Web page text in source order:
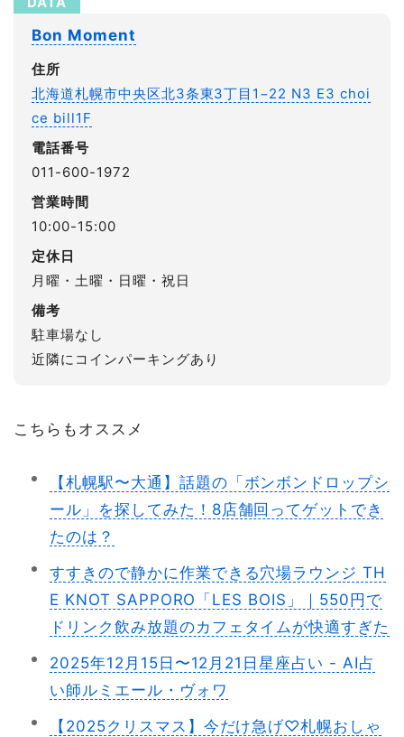
Bon Moment
住所
北海道札幌市中央区北3条東3丁目1−22 N3 E3 choi
ce bill1F
電話番号
011-600-1972
営業時間
10:00-15:00
定休日
月曜・土曜・日曜・祝日
備考
駐車場なし
近隣にコインパーキングあり
こちらもオススメ
【札幌駅〜大通】話題の「ボンボンドロップシ
ール」を探してみた！8店舗回ってゲットでき
たのは？
すすきので静かに作業できる穴場ラウンジ TH
E KNOT SAPPORO「LES BOIS」｜550円で
ドリンク飲み放題のカフェタイムが快適すぎた
2025年12月15日〜12月21日星座占い - AI占
い師ルミエール・ヴォワ
【2025クリスマス】今だけ急げ♡札幌おしゃ